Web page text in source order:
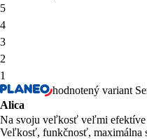
5
4
3
2
1
hodnotený variant
Alica
Na svoju veľkosť veľmi
Veľkosť, funkčnosť, maximálna